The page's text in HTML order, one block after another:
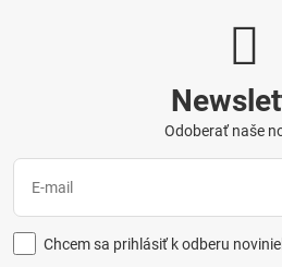
Odoberať naše
Chcem sa prihlásiť k odberu